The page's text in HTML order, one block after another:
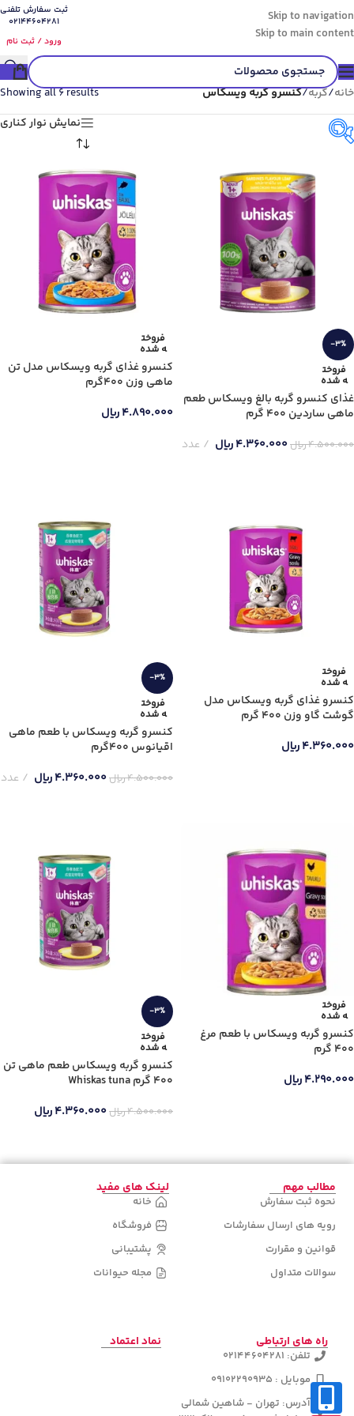
Skip to navigation
Skip to main content
ثبت سفارش تلفنی
02144604281
ورود / ثبت نام
خانه/گربه/کنسرو گربه ویسکاس Showing all 6 results
گونه حیوان
نمایش نوار کناری
-3%
فروخت
ه شده
غذای کنسرو گربه بالغ ویسکاس طعم
ماهی ساردین 400 گرم
۴.۵۰۰.۰۰۰ریال۴.۳۶۰.۰۰۰ریال عدد
فروخت
ه شده
کنسرو غذای گربه ویسکاس مدل تن
ماهی وزن 400گرم
۴.۸۹۰.۰۰۰ریال
فروخت
ه شده
کنسرو غذای گربه ویسکاس مدل
گوشت گاو وزن 400 گرم
۴.۳۶۰.۰۰۰ریال
-3%
فروخت
ه شده
کنسرو گربه ویسکاس با طعم ماهی
اقیانوس 400گرم
۴.۵۰۰.۰۰۰ریال۴.۳۶۰.۰۰۰ریال عدد
فروخت
ه شده
کنسرو گربه ویسکاس با طعم مرغ
۴۰۰ گرم
۴.۲۹۰.۰۰۰ریال
-3%
فروخت
ه شده
کنسرو گربه ویسکاس طعم ماهی تن
400 گرم Whiskas tuna
۴.۵۰۰.۰۰۰ریال۴.۳۶۰.۰۰۰ریال
مطالب مهم
نحوه ثبت سفارش
رویه های ارسال سفارشات
قوانین و مقرارت
سوالات متداول
لینک های مفید
خانه
فروشگاه
پشتیبانی
مجله حیوانات
راه های ارتباطی
تلفن: 02144604281
موبایل : 09102290935
آدرس: تهران - شاهین شمالی
نماد اعتماد